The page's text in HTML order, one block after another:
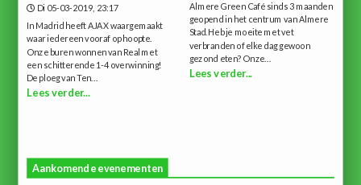
Di 05-03-2019, 23:17
In Madrid heeft AJAX waargemaakt
waar iedereen vooraf op hoopte.
Onze buren wonnen van Real met
een schitterende 1-4 overwinning!
De ploeg van Ten...
Lees verder...
Almere Green Café sinds 3 maanden
geopend in het centrum van Almere
Stad.Heb je moeite met vet
verbranden of elke dag gewoon
gezond eten? Onze...
Lees verder...
Aankomende evenementen